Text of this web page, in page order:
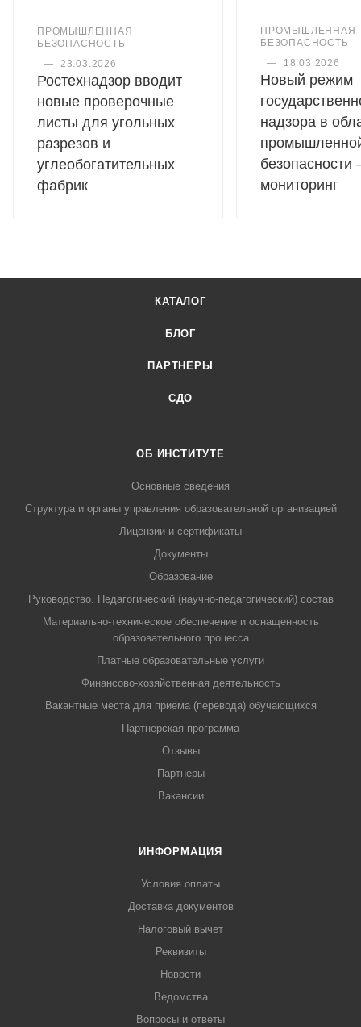
ПРОМЫШЛЕННАЯ
БЕЗОПАСНОСТЬ
—
23.03.2026
Ростехнадзор вводит
новые проверочные
листы для угольных
разрезов и
углеобогатительных
фабрик
ПРОМЫШЛЕННАЯ
БЕЗОПАСНОСТЬ
—
18.03.2026
Новый режим
надзора в
безопасности
мониторинг
КАТАЛОГ
БЛОГ
ПАРТНЕРЫ
СДО
ОБ ИНСТИТУТЕ
Основные сведения
Структура и органы управления образовательной организацией
Лицензии и сертификаты
Документы
Образование
Руководство. Педагогический (научно-педагогический) состав
Материально-техническое обеспечение и оснащенность
образовательного процесса
Платные образовательные услуги
Финансово-хозяйственная деятельность
Вакантные места для приема (перевода) обучающихся
Партнерская программа
Отзывы
Партнеры
Вакансии
ИНФОРМАЦИЯ
Условия оплаты
Доставка документов
Налоговый вычет
Реквизиты
Новости
Ведомства
Вопросы и ответы